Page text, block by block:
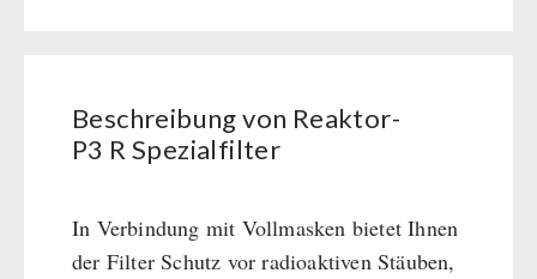
Armee-Material / Sicherheit
Feuerhand
SONSTIGES
Beschreibung von Reaktor-
P3 R Spezialfilter
In Verbindung mit Vollmasken bietet Ihnen
der Filter Schutz vor radioaktiven Stäuben,